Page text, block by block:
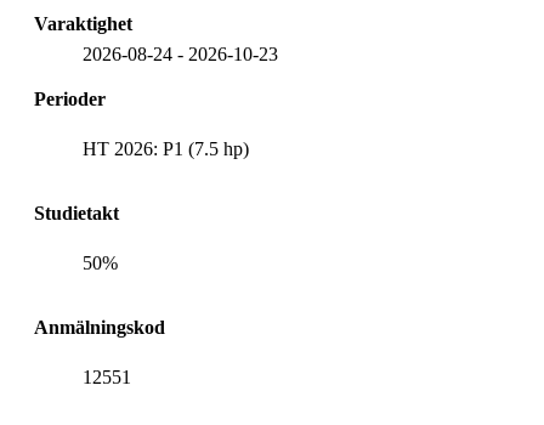
Varaktighet
2026-08-24 - 2026-10-23
Perioder
HT 2026: P1 (7.5 hp)
Studietakt
50%
Anmälningskod
12551